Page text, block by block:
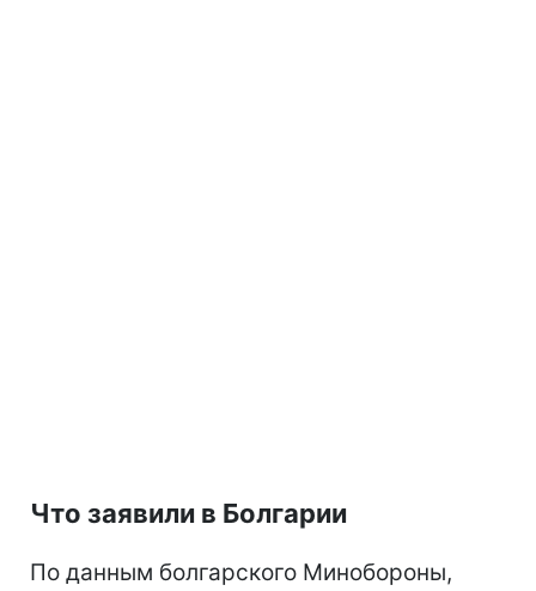
Что заявили в Болгарии
По данным болгарского Минобороны,